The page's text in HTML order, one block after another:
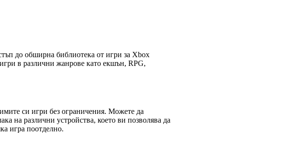
до обширна библиотека от игри за Xbox
в различни жанрове като екшън, RPG,
си игри без ограничения. Можете да
на различни устройства, което ви позволява да
игра поотделно.